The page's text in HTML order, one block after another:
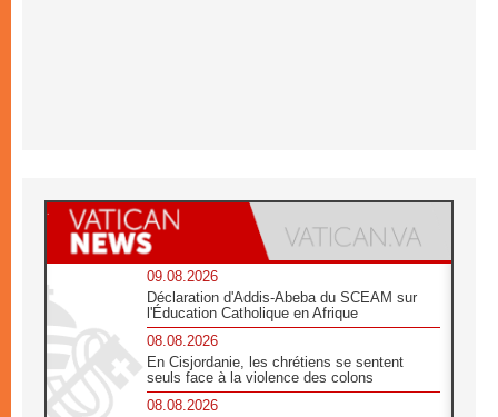
09.08.2026
Déclaration d'Addis-Abeba du SCEAM sur
l'Éducation Catholique en Afrique
08.08.2026
En Cisjordanie, les chrétiens se sentent
seuls face à la violence des colons
08.08.2026